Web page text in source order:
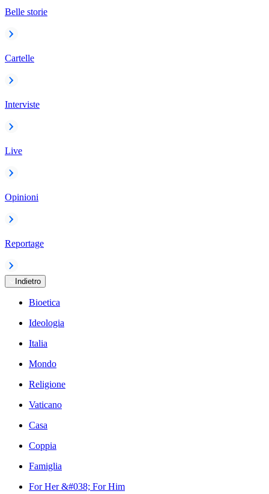
Belle storie
Cartelle
Interviste
Live
Opinioni
Reportage
Indietro
Bioetica
Ideologia
Italia
Mondo
Religione
Vaticano
Casa
Coppia
Famiglia
For Her &#038; For Him